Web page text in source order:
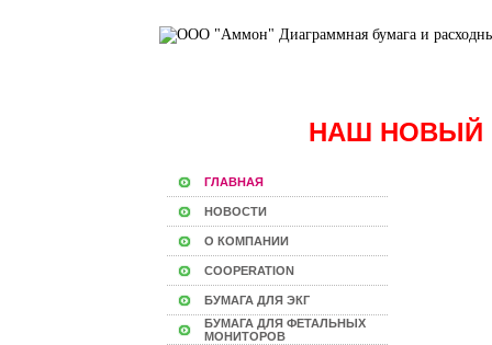
НАШ НОВЫЙ
ГЛАВНАЯ
НОВОСТИ
О КОМПАНИИ
COOPERATION
БУМАГА ДЛЯ ЭКГ
БУМАГА ДЛЯ ФЕТАЛЬНЫХ
МОНИТОРОВ